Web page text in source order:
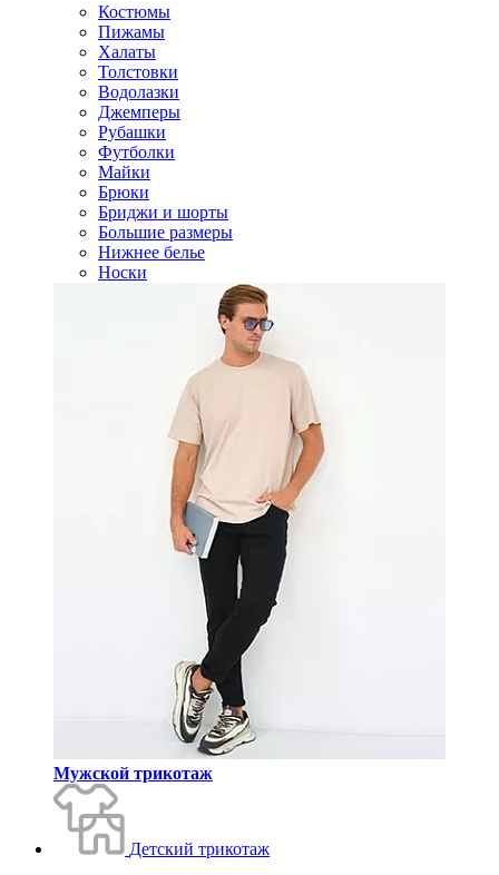
Костюмы
Пижамы
Халаты
Толстовки
Водолазки
Джемперы
Рубашки
Футболки
Майки
Брюки
Бриджи и шорты
Большие размеры
Нижнее белье
Носки
Мужской трикотаж
Детский трикотаж